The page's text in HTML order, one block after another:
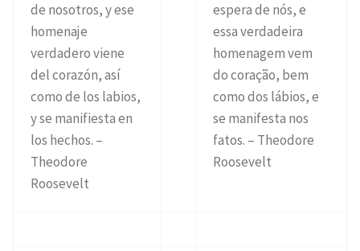
de nosotros, y ese
homenaje
verdadero viene
del corazón, así
como de los labios,
y se manifiesta en
los hechos. –
Theodore
Roosevelt
espera de nós, e
essa verdadeira
homenagem vem
do coração, bem
como dos lábios, e
se manifesta nos
fatos. – Theodore
Roosevelt